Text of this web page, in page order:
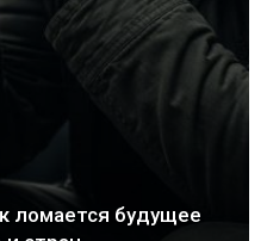
ломается будущее